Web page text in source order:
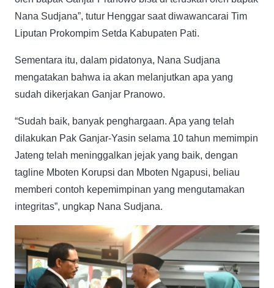
Nana Sudjana”, tutur Henggar saat diwawancarai Tim
Liputan Prokompim Setda Kabupaten Pati.
Sementara itu, dalam pidatonya, Nana Sudjana
mengatakan bahwa ia akan melanjutkan apa yang
sudah dikerjakan Ganjar Pranowo.
“Sudah baik, banyak penghargaan. Apa yang telah
dilakukan Pak Ganjar-Yasin selama 10 tahun memimpin
Jateng telah meninggalkan jejak yang baik, dengan
tagline Mboten Korupsi dan Mboten Ngapusi, beliau
memberi contoh kepemimpinan yang mengutamakan
integritas”, ungkap Nana Sudjana.